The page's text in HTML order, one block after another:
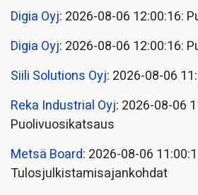
Digia Oyj: 2026-08-06 12:00:16:
Digia Oyj: 2026-08-06 12:00:16:
Siili Solutions Oyj: 2026-08-06
Reka Industrial Oyj: 2026-08-06
Puolivuosikatsaus
Metsä Board: 2026-08-06
Tulosjulkistamisajankohdat